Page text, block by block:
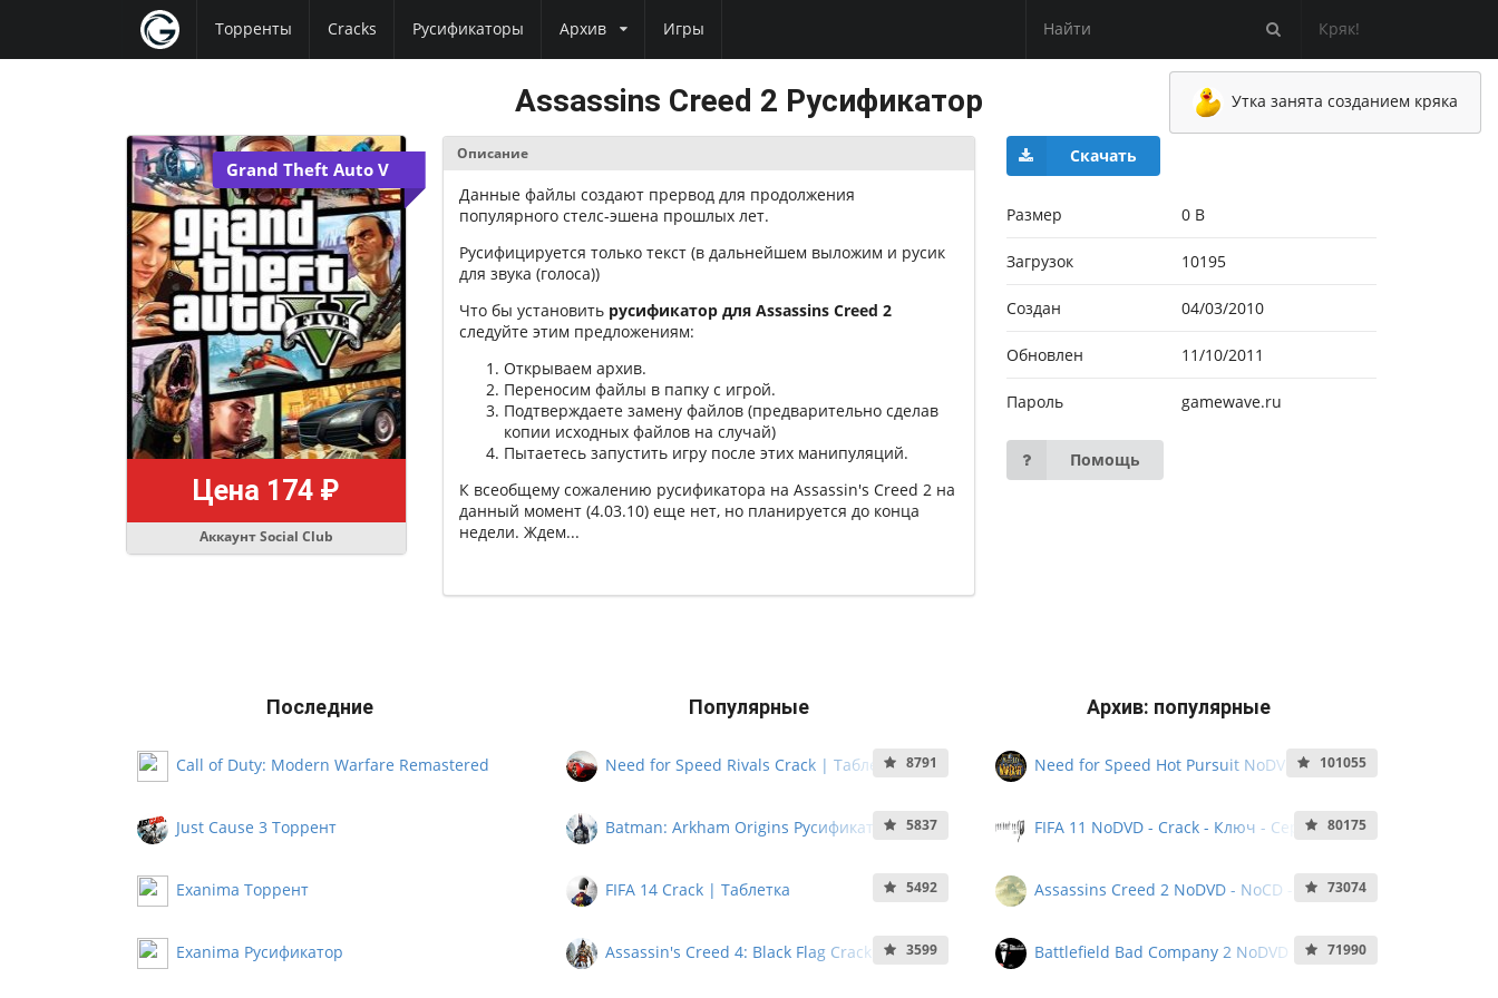
Торренты Cracks Русификаторы Архив Игры Кряк!
Утка занята созданием кряка
Assassins Creed 2 Русификатор
Grand Theft Auto V
Аккаунт Social Club
Цена 174 ₽
Описание
Данные файлы создают прервод для продолжения
популярного стелс-эшена прошлых лет.
Русифицируется только текст (в дальнейшем выложим и русик
для звука (голоса))
Что бы установить русификатор для Assassins Creed 2
следуйте этим предложениям:
Открываем архив.
Переносим файлы в папку с игрой.
Подтверждаете замену файлов (предварительно сделав
копии исходных файлов на случай)
Пытаетесь запустить игру после этих манипуляций.
К всеобщему сожалению русификатора на Assassin's Creed 2 на
данный момент (4.03.10) еще нет, но планируется до конца
недели. Ждем...
Скачать
Размер 0 B
Загрузок 10195
Создан 04/03/2010
Обновлен 11/10/2011
Пароль gamewave.ru
Помощь
Последние
Call of Duty: Modern Warfare Remastered
Just Cause 3 Торрент
Exanima Торрент
Exanima Русификатор
Популярные
Need for Speed Rivals Crack | Таблетка 8791
Batman: Arkham Origins Русификатор 5837
FIFA 14 Crack | Таблетка 5492
Assassin's Creed 4: Black Flag Crack |
3599
Архив: популярные
Need for Speed Hot Pursuit NoDVD - Crack
101055
FIFA 11 NoDVD - Crack - Ключ - Серийный
80175
Assassins Creed 2 NoDVD - NoCD - Crack -73074
Battlefield Bad Company 2 NoDVD - NoCD -
71990